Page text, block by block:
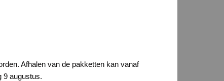
Afhalen van de pakketten kan vanaf
9 augustus.